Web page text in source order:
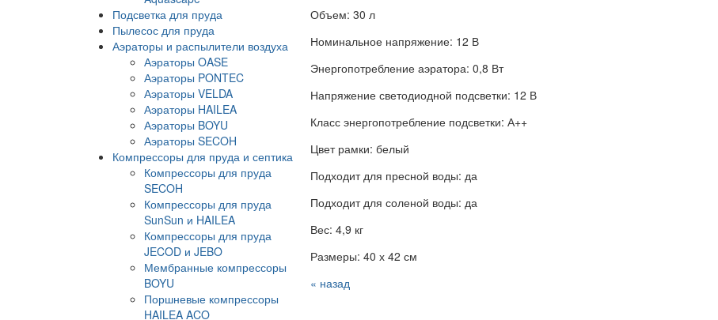
Подсветка для пруда
Пылесос для пруда
Аэраторы и распылители воздуха
Аэраторы OASE
Аэраторы PONTEC
Аэраторы VELDA
Аэраторы HAILEA
Аэраторы BOYU
Аэраторы SECOH
Компрессоры для пруда и септика
Компрессоры для пруда
SECOH
Компрессоры для пруда
SunSun и HAILEA
Компрессоры для пруда
JECOD и JEBO
Мембранные компрессоры
BOYU
Поршневые компрессоры
HAILEA ACO
Объем: 30 л
Номинальное напряжение: 12 В
Энергопотребление аэратора: 0,8 Вт
Напряжение светодиодной подсветки: 12 В
Класс энергопотребление подсветки: А++
Цвет рамки: белый
Подходит для пресной воды: да
Подходит для соленой воды: да
Вес: 4,9 кг
Размеры: 40 х 42 см
« назад